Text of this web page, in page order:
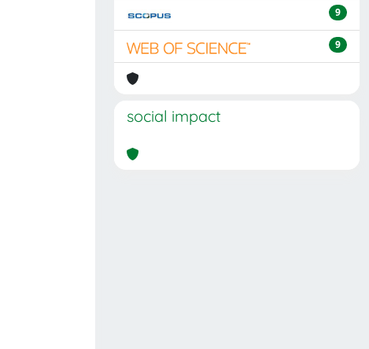
9
9
social impact